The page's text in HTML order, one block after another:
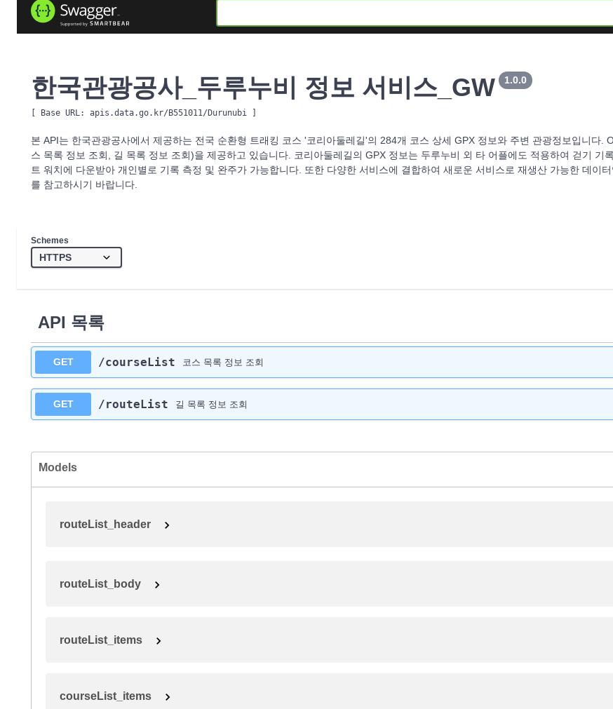
한국관광공사_두루누비 정보 서비스_GW 1.0.0
[ Base URL: apis.data.go.kr/B551011/Durunubi
본 API는 한국관광공사에서 제공하는 전국 순환형 트래킹 코스 '코리아둘레길'의 284개 코스 상세 GPX 정보와 주변 관광정보입니다.
스 목록 정보 조회, 길 목록 정보 조회)을 제공하고 있습니다. 코리아둘레길의 GPX 정보는 두루누비 외 타 어플에도 적용하여 걷기 기
트 워치에 다운받아 개인별로 기록 측정 및 완주가 가능합니다. 또한 다양한 서비스에 결합하여 새로운 서비스로 재생산 가능한 데이
를 참고하시기 바랍니다.
Schemes
API 목록
GET /courseList 코스 목록 정보 조회
GET /routeList 길 목록 정보 조회
Models
routeList_header
routeList_body
routeList_items
courseList_items